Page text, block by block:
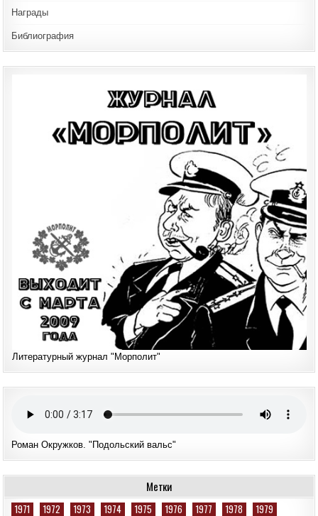
Награды
Библиография
Литературный журнал "Морполит"
Роман Окружков. "Подольский вальс"
Метки
1971 1972 1973 1974 1975 1976 1977 1978 1979